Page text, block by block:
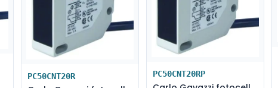
PC50CNT20R PC50CNT20RP